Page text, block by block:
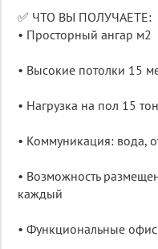
✅ ЧТО ВЫ ПОЛУЧАЕТЕ:
• Просторный ангар м2
• Высокие потолки 15
• Нагрузка на пол 15
• Коммуникация: вода,
• Возможность
каждый
• Функциональные